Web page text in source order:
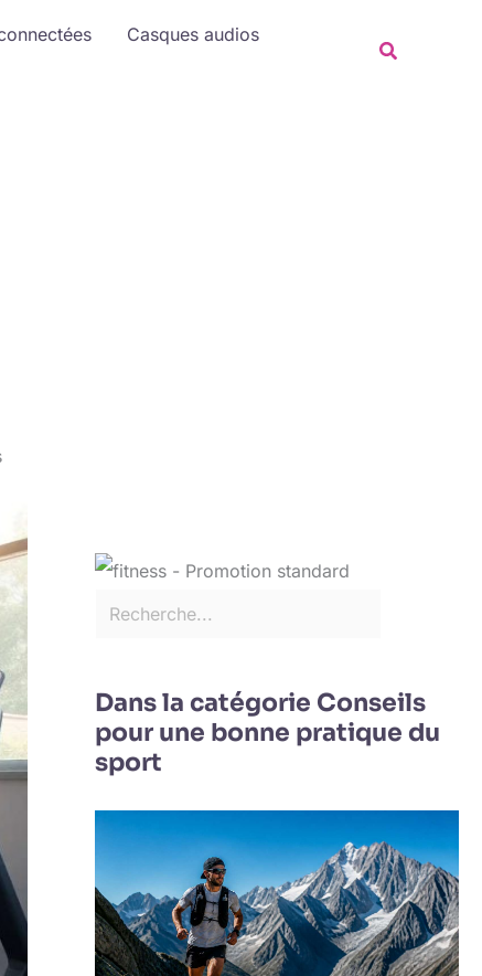
Casques audios
Dans la catégorie Conseils
pour une bonne pratique du
sport